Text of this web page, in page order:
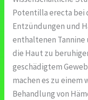
Potentilla erecta bei
Entzündungen und
enthaltenen Tannine
die Haut zu
geschädigtem
machen es zu
Behandlung von